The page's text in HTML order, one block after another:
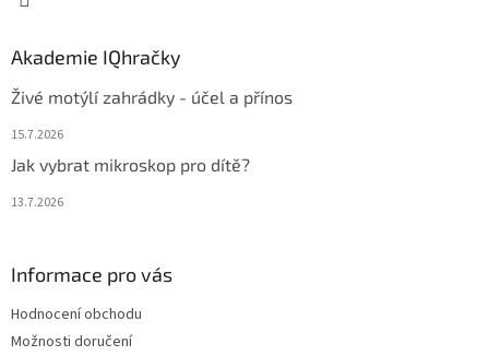
Akademie IQhračky
Živé motýlí zahrádky - účel a přínos
15.7.2026
Jak vybrat mikroskop pro dítě?
13.7.2026
Informace pro vás
Hodnocení obchodu
Možnosti doručení